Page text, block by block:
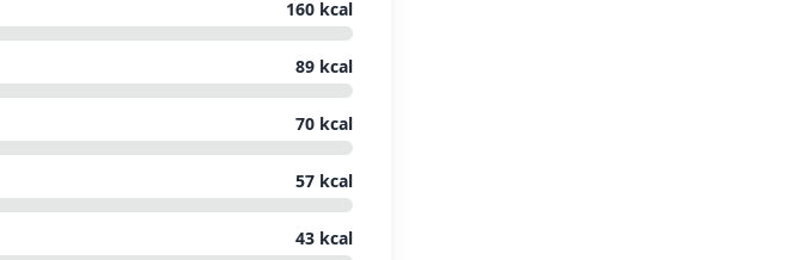
160 kcal
89 kcal
70 kcal
57 kcal
43 kcal